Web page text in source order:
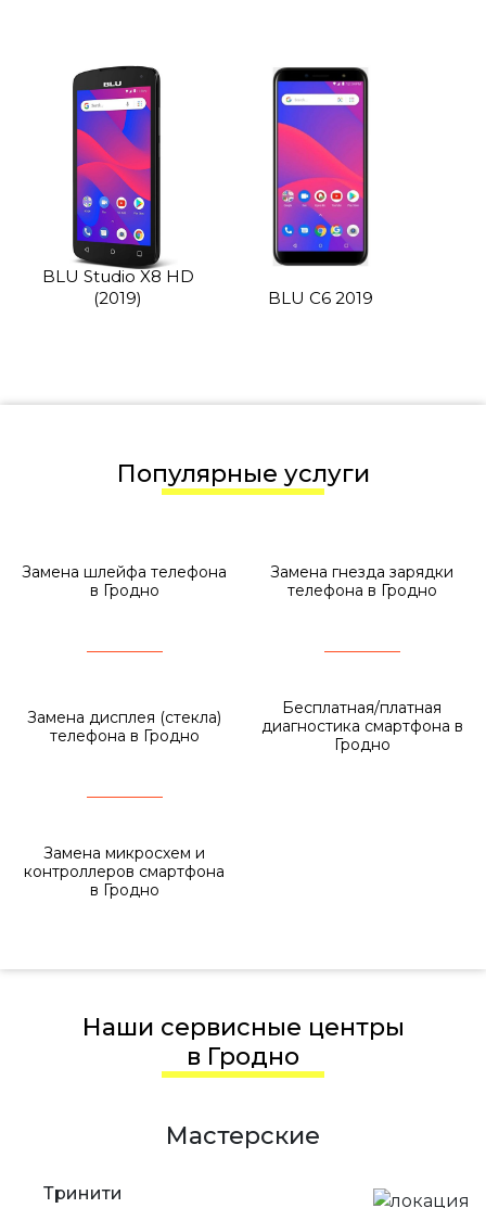
BLU Studio X8 HD
(2019)
BLU C6 2019
Популярные услуги
Замена шлейфа телефона
в Гродно
Замена гнезда зарядки
телефона в Гродно
Замена дисплея (стекла)
телефона в Гродно
Бесплатная/платная
диагностика смартфона в
Гродно
Замена микросхем и
контроллеров смартфона
в Гродно
Наши сервисные центры
в Гродно
Мастерские
Тринити